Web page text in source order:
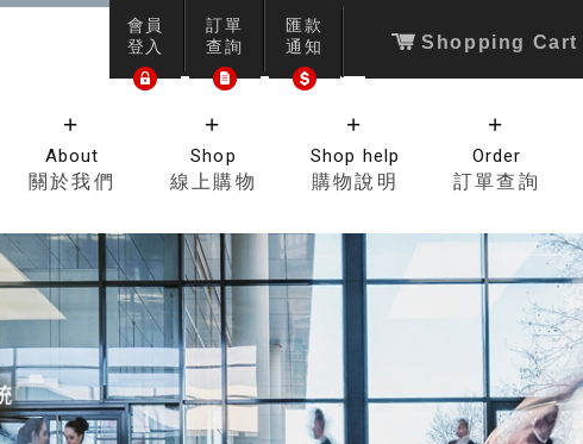
會員
登入
訂單
查詢
匯款
通知
Shopping Cart
About
關於我們
Shop
線上購物
Shop help
購物說明
Order
訂單查詢